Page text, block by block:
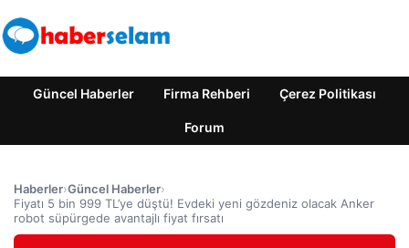
Güncel Haberler Firma Rehberi Çerez Politikası
Forum
Haberler›Güncel Haberler›
Fiyatı 5 bin 999 TL’ye düştü! Evdeki yeni gözdeniz olacak Anker
robot süpürgede avantajlı fiyat fırsatı